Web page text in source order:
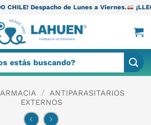
de Lunes a Viernes. ¡LLEGAMOS A
/ ANTIPARASITARIOS
EXTERNOS